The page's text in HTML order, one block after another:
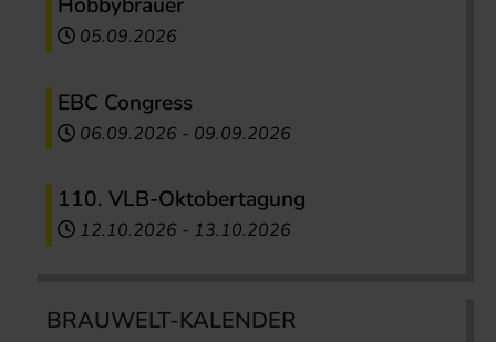
Hobbybrauer
05.09.2026
EBC Congress
06.09.2026 - 09.09.2026
110. VLB-Oktobertagung
12.10.2026 - 13.10.2026
BRAUWELT-KALENDER